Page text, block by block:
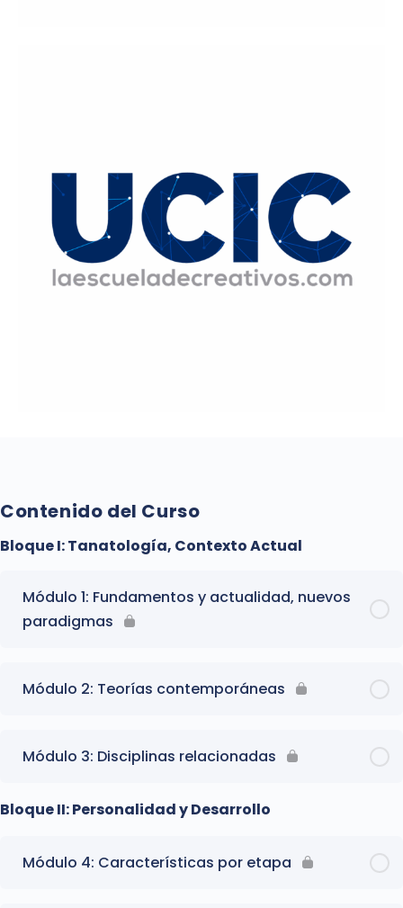
Contenido del Curso
Bloque I: Tanatología, Contexto Actual
Módulo 1: Fundamentos y actualidad, nuevos
paradigmas
Módulo 2: Teorías contemporáneas
Módulo 3: Disciplinas relacionadas
Bloque II: Personalidad y Desarrollo
Módulo 4: Características por etapa